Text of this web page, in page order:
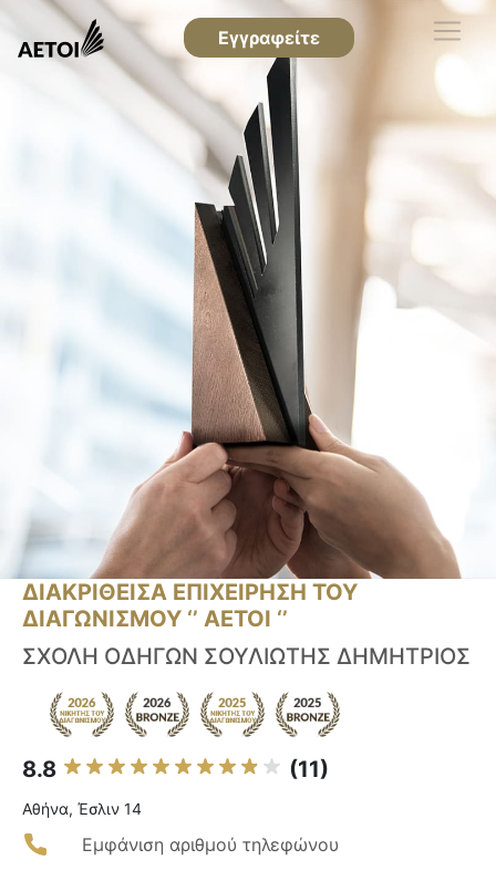
Εγγραφείτε
ΔΙΑΚΡΙΘΕΙΣΑ ΕΠΙΧΕΙΡΗΣΗ ΤΟΥ
ΔΙΑΓΩΝΙΣΜΟΥ ‘’ ΑΕΤΟΙ ‘’
ΣΧΟΛΗ ΟΔΗΓΩΝ ΣΟΥΛΙΩΤΗΣ ΔΗΜΗΤΡΙΟΣ
8.8 (11)
Αθήνα, Έσλιν 14
Εμφάνιση αριθμού τηλεφώνου